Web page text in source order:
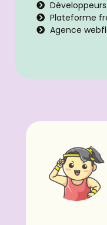
Plateforme
Agence